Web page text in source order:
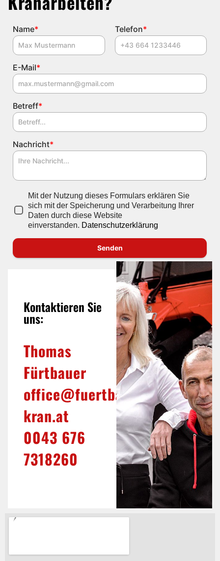
Name* Telefon*
E-Mail*
Betreff*
Nachricht*
Mit der Nutzung dieses Formulars erklären Sie
sich mit der Speicherung und Verarbeitung Ihrer
Daten durch diese Website
einverstanden. Datenschutzerklärung
Senden
Kontaktieren Sie
uns:
Thomas
Fürtbauer
office@fuertbauer-
kran.at
0043 676
7318260